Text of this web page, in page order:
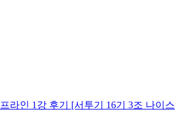
라인 1강 후기 [서투기 16기 3조 나이스